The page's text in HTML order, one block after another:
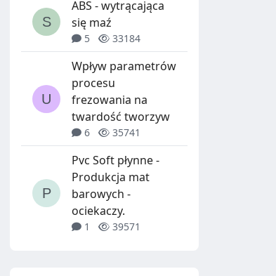
ABS - wytrącająca
się maź
5 33184
Wpływ parametrów
procesu
frezowania na
twardość tworzyw
6 35741
Pvc Soft płynne -
Produkcja mat
barowych -
ociekaczy.
1 39571